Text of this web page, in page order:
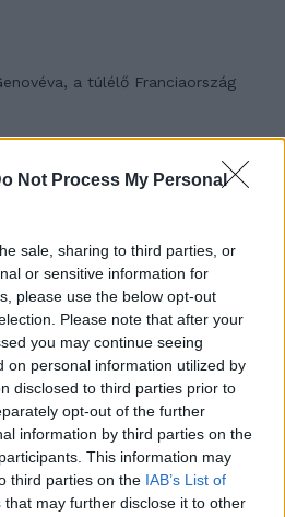
Not Process My Personal
sale, sharing to third parties, or
or sensitive information for
please use the below opt-out
Please note that after your
you may continue seeing
on personal information utilized by
disclosed to third parties prior to
opt-out of the further
information by third parties on the
This information may
third parties on the IAB’s List of
that may further disclose it to other
a túlélő Franciaország
rész
rész
a fiatal lányokat 14. rész
– Miért nem hiszünk a